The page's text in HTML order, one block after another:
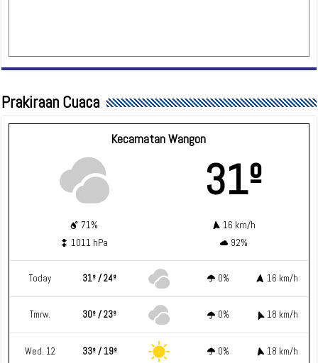
Prakiraan Cuaca
Kecamatan Wangon
31º
71%
16 km/h
1011 hPa
92%
Today 31º / 24º 0% 16 km/h
Tmrw. 30º / 23º 0% 18 km/h
Wed. 12 33º / 19º 0% 18 km/h